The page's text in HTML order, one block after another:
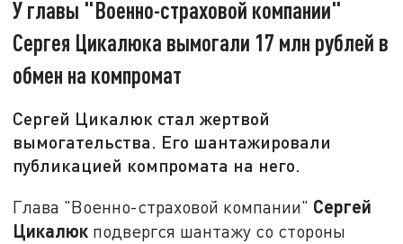
У главы "Военно-страховой компании"
Сергея Цикалюка вымогали 17 млн рублей в
обмен на компромат
Сергей Цикалюк стал жертвой
вымогательства. Его шантажировали
публикацией компромата на него.
Глава "Военно-страховой компании" Сергей
Цикалюк подвергся шантажу со стороны